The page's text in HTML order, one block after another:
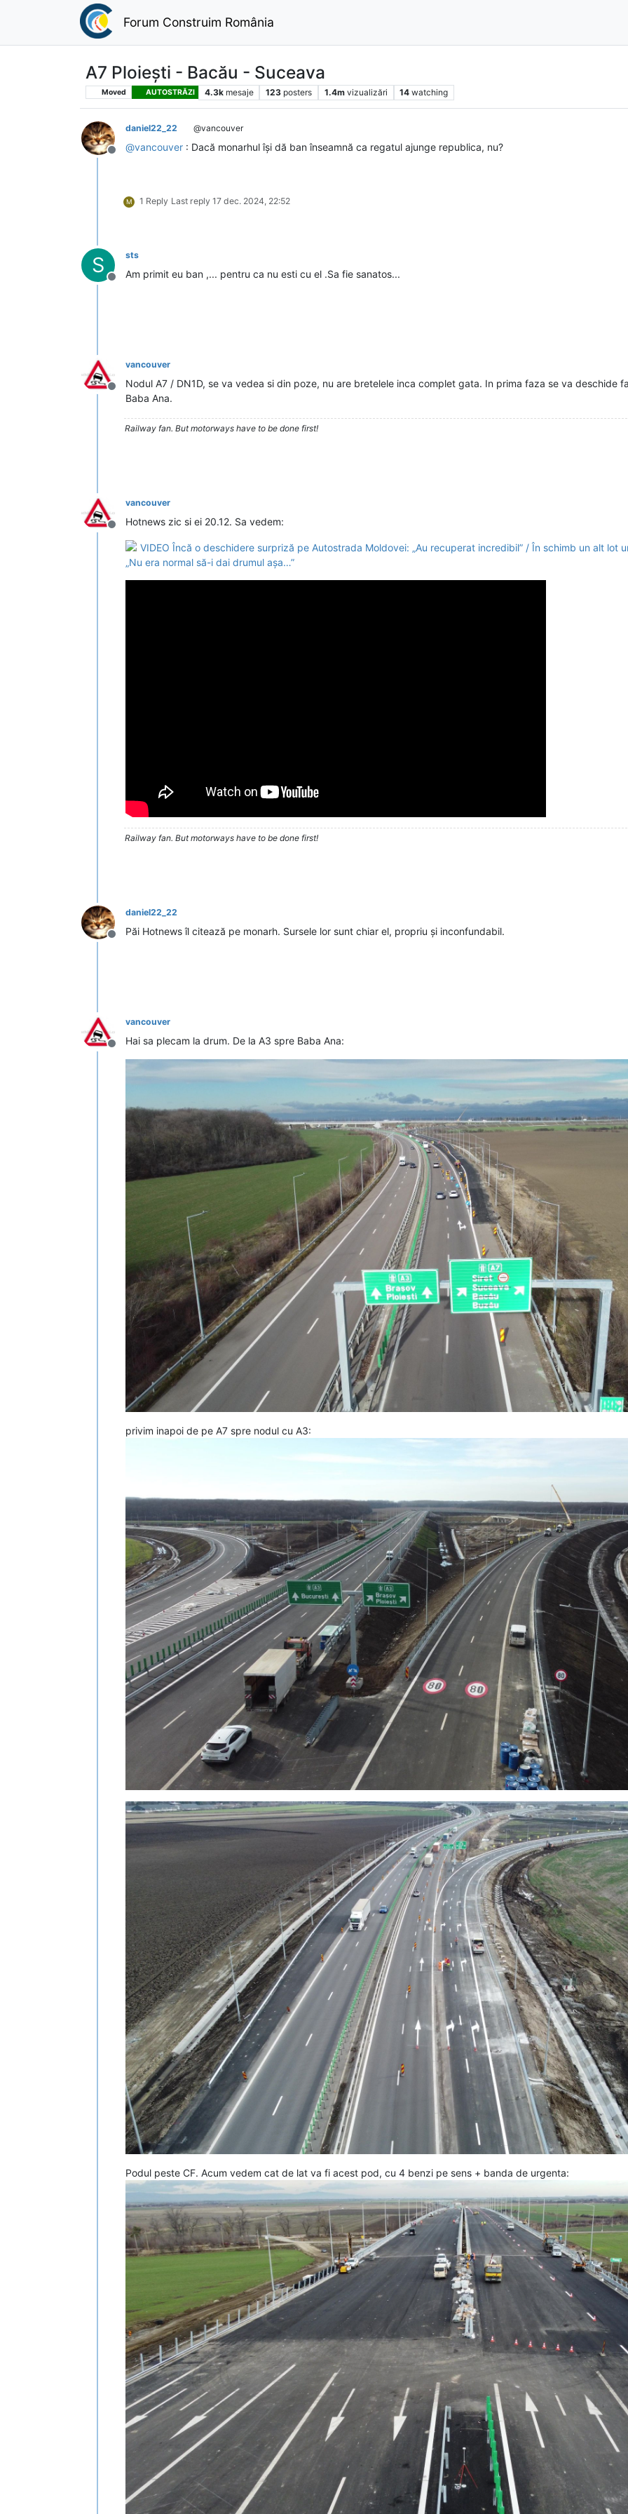
Forum Construim România
A7 Ploiești - Bacău - Suceava
Moved AUTOSTRĂZI 4.3k mesaje 123 posters 1.4m vizualizări 14 watching
Deconectat
daniel22_22 @vancouver
@vancouver : Dacă monarhul își dă ban înseamnă ca regatul ajunge republica, nu?
M 1 Reply Last reply 17 dec. 2024, 22:52
S
Deconectat
sts
Am primit eu ban ,... pentru ca nu esti cu el .Sa fie sanatos...
Deconectat
vancouver
Nodul A7 / DN1D, se va vedea si din poze, nu are bretelele inca complet gata. In prima faza se va deschide
Baba Ana.
Railway fan. But motorways have to be done first!
Deconectat
vancouver
Hotnews zic si ei 20.12. Sa vedem:
VIDEO Încă o deschidere surpriză pe Autostrada Moldovei: „Au recuperat incredibil” / În schimb un alt lot
„Nu era normal să-i dai drumul așa…”
Railway fan. But motorways have to be done first!
Deconectat
daniel22_22
Păi Hotnews îl citează pe monarh. Sursele lor sunt chiar el, propriu și inconfundabil.
Deconectat
vancouver
Hai sa plecam la drum. De la A3 spre Baba Ana:
privim inapoi de pe A7 spre nodul cu A3:
Podul peste CF. Acum vedem cat de lat va fi acest pod, cu 4 benzi pe sens + banda de urgenta: